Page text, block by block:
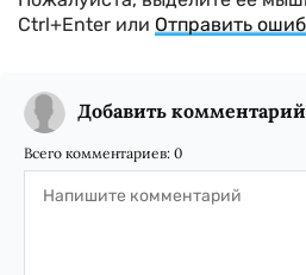
Ctrl+Enter или Отправить
Добавить комментарий
Всего комментариев: 0